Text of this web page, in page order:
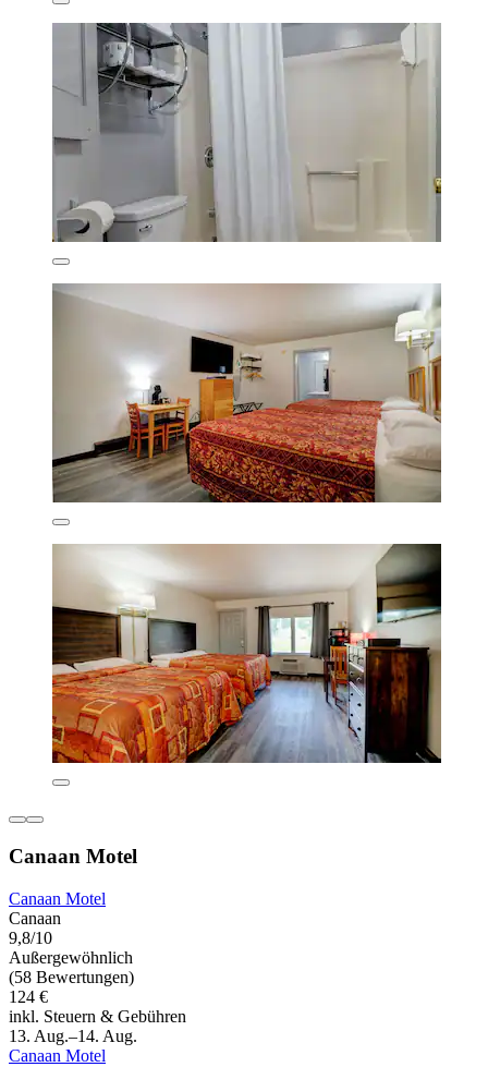
Canaan Motel
Canaan Motel
Canaan
9,8/10
Außergewöhnlich
(58 Bewertungen)
124 €
inkl. Steuern & Gebühren
13. Aug.–14. Aug.
Canaan Motel